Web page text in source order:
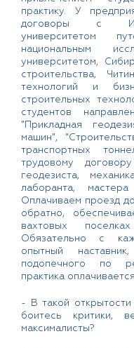
практику. У
договоры с
университетом
национальным
университетом,
строительства,
технологий и
строительных
студентов
"Прикладная
машин",
транспортных
трудовому
геодезиста,
лаборанта,
Оплачиваем проезд
обратно,
вахтовых
Обязательно с
опытный
подопечного по
практика
- В такой
боитесь критики,
максималисты?